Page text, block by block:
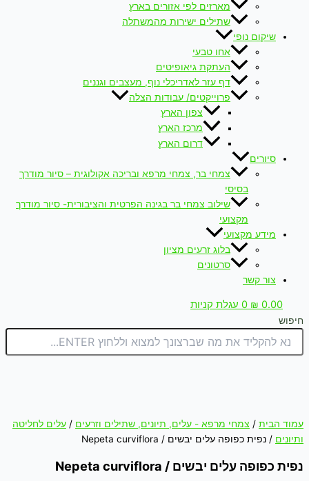
מארזים לפי אזורים בארץ
שתילים ישירות מהמשתלה
שיקום נופי
אחו טבעי
העתקת גיאופיטים
דף עזר לאדריכלי נוף, מעצבים וגננים
פרוייקטים/ עבודות הצלה
צפון הארץ
מרכז הארץ
דרום הארץ
סיורים
צמחי בר, צמחי מרפא ובריכה אקולוגית – סיור מודרך
בסיסי
שילוב צמחי בר בגינה הפרטית והציבורית- סיור מודרך
מקצועי
מידע מקצועי
בלוג זרעים מציון
סרטונים
צור קשר
₪ 0.00
0 עגלת קניות
חיפוש
עמוד הבית / צמחי מרפא - עלים, תיונים, שתילים וזרעים / עלים לחליטה
ותיונים / נפית כפופה עלים יבשים / Nepeta curviflora
נפית כפופה עלים יבשים / Nepeta curviflora